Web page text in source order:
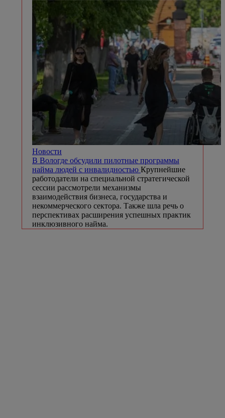
Новости
В Вологде обсудили пилотные программы
найма людей с инвалидностью Крупнейшие
работодатели на специальной стратегической
сессии рассмотрели механизмы
взаимодействия бизнеса, государства и
некоммерческого сектора. Также шла речь о
перспективах расширения успешных практик
инклюзивного найма.